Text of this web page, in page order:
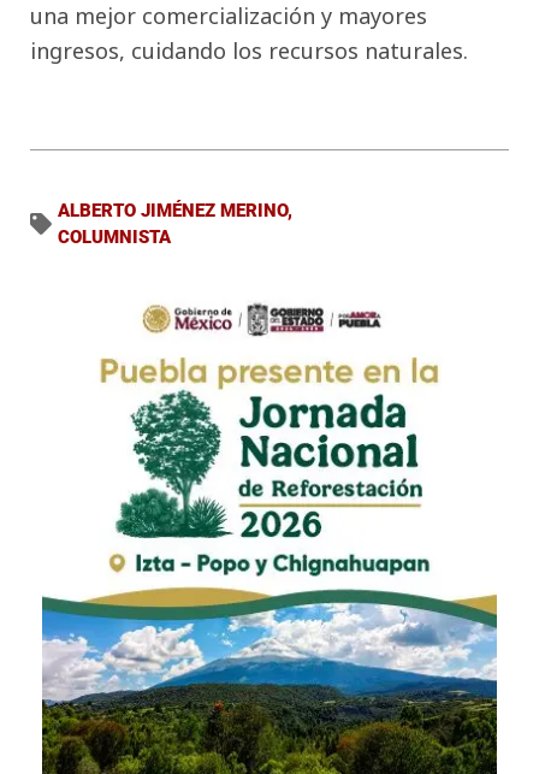
una mejor comercialización y mayores
ingresos, cuidando los recursos naturales.
ALBERTO JIMÉNEZ MERINO,
COLUMNISTA